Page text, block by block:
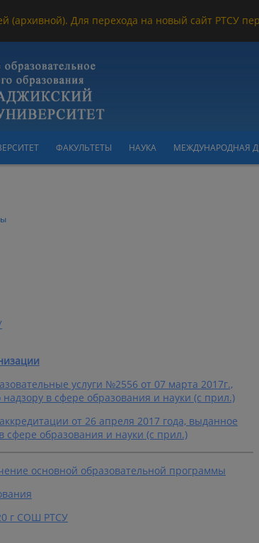
(архивной). Для перехода на новый сайт РТСУ
ФАКУЛЬТЕТЫ НАУКА МЕЖДУНАРОДНАЯ
услуги №2556 от 07 марта 2017г.,
в сфере образования и науки (с прил.)
от 26 апреля 2017 года, выданное
сфере образования и науки (с прил.)
основной образовательной программы
г СОШ РТСУ